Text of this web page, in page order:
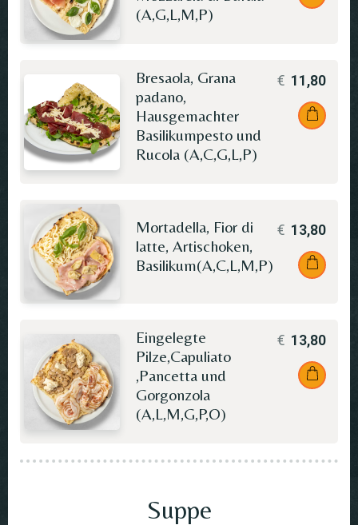
(A,G,L,M,P)
Bresaola, Grana
padano,
Hausgemachter
Basilikumpesto und
Rucola (A,C,G,L,P)
€ 11,80
Mortadella, Fior di
latte, Artischoken,
Basilikum(A,C,L,M,P)
€ 13,80
Eingelegte
Pilze,Capuliato
,Pancetta und
Gorgonzola
(A,L,M,G,P,O)
€ 13,80
Suppe